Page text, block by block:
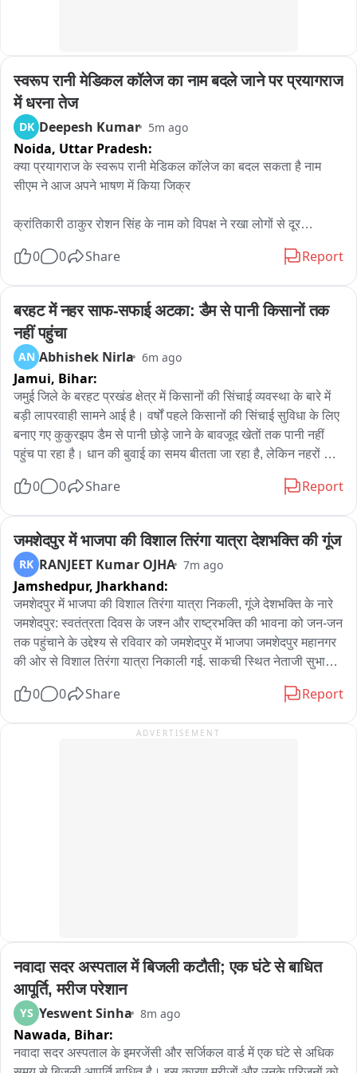
स्वरूप रानी मेडिकल कॉलेज का नाम बदले जाने पर प्रयागराज
में धरना तेज
DK Deepesh Kumar 5m ago
Noida, Uttar Pradesh:
क्या प्रयागराज के स्वरूप रानी मेडिकल कॉलेज का बदल सकता है नाम
सीएम ने आज अपने भाषण में किया जिक्र
क्रांतिकारी ठाकुर रोशन सिंह के नाम को विपक्ष ने रखा लोगों से दूर
विपक्ष ने संस्थानों का नाम क्रांतिकारियों के नाम से नहीं रखा
इशारों में कांग्रेस पर किया हमला बोले, जानबूझ कर क्रांतिकारियों को
समाज से रखा गया दूर
पिछले पांच दिनों से प्रयागराज में चल रहा है स्वरूप रानी नेहरू मेडिकल
कॉलेज का नाम बदलने को लेकर धरना
ठाकुर रोशन सिंह जी के नाम से मेडिकल कॉलेज का नाम रखने को लेकर
चल रहा हो धरना
0 0 Share Report
बरहट में नहर साफ-सफाई अटका: डैम से पानी किसानों तक
नहीं पहुंचा
AN Abhishek Nirla 6m ago
Jamui, Bihar:
जमुई जिले के बरहट प्रखंड क्षेत्र में किसानों की सिंचाई व्यवस्था के बारे में
बड़ी लापरवाही सामने आई है। वर्षों पहले किसानों की सिंचाई सुविधा के लिए
बनाए गए कुकुरझप डैम से पानी छोड़े जाने के बावजूद खेतों तक पानी नहीं
पहुंच पा रहा है। धान की बुवाई का समय बीतता जा रहा है, लेकिन नहरों की
कार्य में संवेदक और संबंधित अधिकारियों की मिलीभगत का आरोप लगाया
लक्ष्मीपुर की ओर से करीब 8 लाख रुपये की लागत से निविदा निकाली गई
थी। इसके बाद कार्य संवेदक को आवंटित किया गया। किसानों का आरोप है
कि संवेदक द्वारा नहर की महज कुछ दूरी तक ही सफाई कर काम छोड़ दिया
गया, जबकि अधिकांश हिस्सा अब भी झाड़ियों और गंदगी से पटा हुआ है। ऐसे
में डैम से पानी छोड़े जाने के बाद भी पानी आगे बढ़ने के बजाय नहर में ही रुक
जा रहा है।स्थानीय किसान रघुवीर यादव ने बताया कि 25 तारीख से ही डैम
खोल दिया गया है, लेकिन खेतों तक पानी नहीं पहुंच रहा है। उन्होंने आरोप
लगाया कि नहर की सही तरीके से सफाई नहीं होने के कारण जगह-जगह
झाड़ियां उगी हुई हैं और पानी आगे नहीं जा पा रहा है। किसानों का कहना है
कि यदि समय रहते नहर की सफाई हो जाती तो धान की खेती के लिए पर्याप्त
पानी मिल सकता था। वहीं किसान नवीन कुमार यादव ने कहा कि नहर की
सकें। फिलहाल किसानों की निगाह अब विभाग की कार्रवाई पर टिकी है।
किसानों ने मांग की है कि अधूरी नहर सफाई का काम तत्काल पूरा कराकर
खेतों तक पानी पहुंचाया जाए ताकि सिंचाई के अभाव में उनकी धान की खेती
प्रभावित न हो।
0 0 Share Report
जमशेदपुर में भाजपा की विशाल तिरंगा यात्रा देशभक्ति की गूंज
RK RANJEET Kumar OJHA 7m ago
Jamshedpur, Jharkhand:
जमशेदपुर में भाजपा की विशाल तिरंगा यात्रा निकली, गूंजे देशभक्ति के नारे
जमशेदपुर: स्वतंत्रता दिवस के जश्न और राष्ट्रभक्ति की भावना को जन-जन
तक पहुंचाने के उद्देश्य से रविवार को जमशेदपुर में भाजपा जमशेदपुर महानगर
की ओर से विशाल तिरंगा यात्रा निकाली गई. साकची स्थित नेताजी सुभाष
समर्थकों और शहरवासियों ने हिस्सा लिया. हाथों में तिरंगा लेकर लोग
कार्यालय गोलचक्कर तक निकली यात्रा के दौरान पूरा मार्ग तिरंगों से पट
0 0 Share Report
ADVERTISEMENT
नवादा सदर अस्पताल में बिजली कटौती; एक घंटे से बाधित
आपूर्ति, मरीज परेशान
YS Yeswent Sinha 8m ago
Nawada, Bihar:
नवादा सदर अस्पताल के इमरजेंसी और सर्जिकल वार्ड में एक घंटे से अधिक